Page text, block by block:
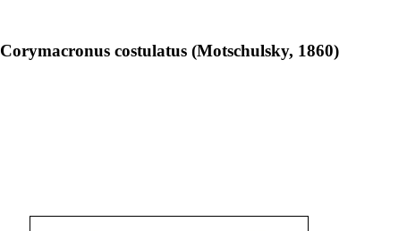
Corymacronus costulatus (Motschulsky, 1860)